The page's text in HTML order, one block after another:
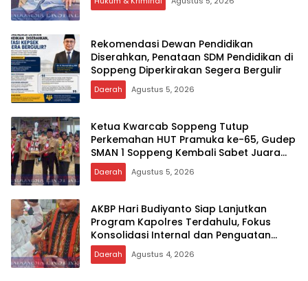
Rekomendasi Dewan Pendidikan
Diserahkan, Penataan SDM Pendidikan di
Soppeng Diperkirakan Segera Bergulir
Daerah Agustus 5, 2026
Ketua Kwarcab Soppeng Tutup
Perkemahan HUT Pramuka ke-65, Gudep
SMAN 1 Soppeng Kembali Sabet Juara
Umum Penegak
Daerah Agustus 5, 2026
AKBP Hari Budiyanto Siap Lanjutkan
Program Kapolres Terdahulu, Fokus
Konsolidasi Internal dan Penguatan
Kamtibmas
Daerah Agustus 4, 2026